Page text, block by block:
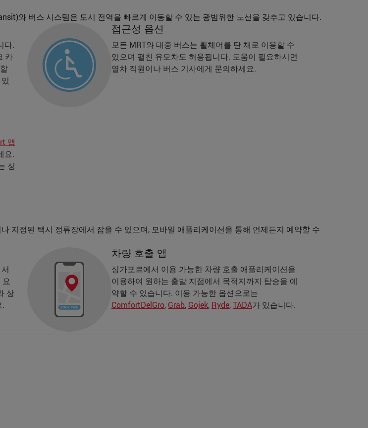
와 버스 시스템은 도시 전역을 빠르게 이동할 수 있는 광범위한 노선을 갖추고 있습니다.
다.
카
접근성 옵션
모든 MRT와 대중 버스는 휠체어를 탄 채로 이용할 수
있으며 펼친 유모차도 허용됩니다. 도움이 필요하시면
열차 직원이나 버스 기사에게 문의하세요.
앱
요.
싱
지정된 택시 정류장에서 잡을 수 있으며, 모바일 애플리케이션을 통해 언제든지 예약할 수
요
상
.
차량 호출 앱
싱가포르에서 이용 가능한 차량 호출 애플리케이션을
이용하여 원하는 출발 지점에서 목적지까지 탑승을 예
약할 수 있습니다. 이용 가능한 옵션으로는
ComfortDelGro, Grab, Gojek, Ryde,TADA가 있습니다.